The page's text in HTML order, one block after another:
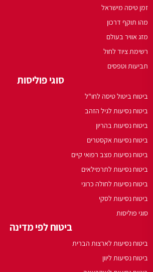
זמן טיסה מישראל
מהו תוקף דרכון
מזג אוויר בעולם
רשימת ציוד לחול
תביעות וטפסים
סוגי פוליסות
ביטוח ביטול טיסה לחו"ל
ביטוח נסיעות לגיל הזהב
ביטוח נסיעות בהריון
ביטוח נסיעות אקסטרים
ביטוח נסיעות מצב רפואי קיים
ביטוח נסיעות לתרמילאים
ביטוח נסיעות לחולה כרוני
ביטוח נסיעות לסקי
סוגי פוליסות
ביטוח לפי מדינה
ביטוח נסיעות לארצות הברית
ביטוח נסיעות ליוון